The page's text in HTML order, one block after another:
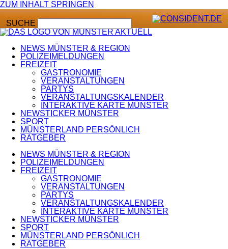
ZUM INHALT SPRINGEN
SUCHE
NEWS MÜNSTER & REGION
POLIZEIMELDUNGEN
FREIZEIT
GASTRONOMIE
VERANSTALTUNGEN
PARTYS
VERANSTALTUNGSKALENDER
INTERAKTIVE KARTE MÜNSTER
NEWSTICKER MÜNSTER
SPORT
MÜNSTERLAND PERSÖNLICH
RATGEBER
NEWS MÜNSTER & REGION
POLIZEIMELDUNGEN
FREIZEIT
GASTRONOMIE
VERANSTALTUNGEN
PARTYS
VERANSTALTUNGSKALENDER
INTERAKTIVE KARTE MÜNSTER
NEWSTICKER MÜNSTER
SPORT
MÜNSTERLAND PERSÖNLICH
RATGEBER
ANZEIGE